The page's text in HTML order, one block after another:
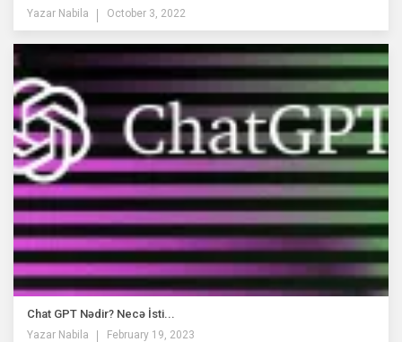
Yazar Nabila October 3, 2022
Chat GPT Nədir? Necə İsti...
Yazar Nabila February 19, 2023